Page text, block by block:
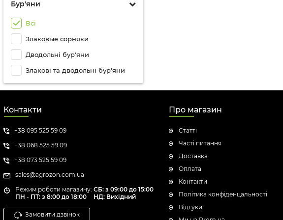
Бур'яни
Всі
Злаковые сорняки
Дводольні бур'яни
Злакові та дводольні бур'яни
Контакти
+38 095 525 59 09
+38 068 525 59 09
+38 073 525 59 09
sales@agrozon.com.ua
Режим роботи магазину:
ПН - ПТ: з 8:00 до 18:00
СБ: з 09:00 до 15:00
НД: Вихідний
Замовити дзвінок
Про магазин
Статті
Часті питання
Доставка
Оплата
Контакти
Політика конфіденцальності
Відгуки